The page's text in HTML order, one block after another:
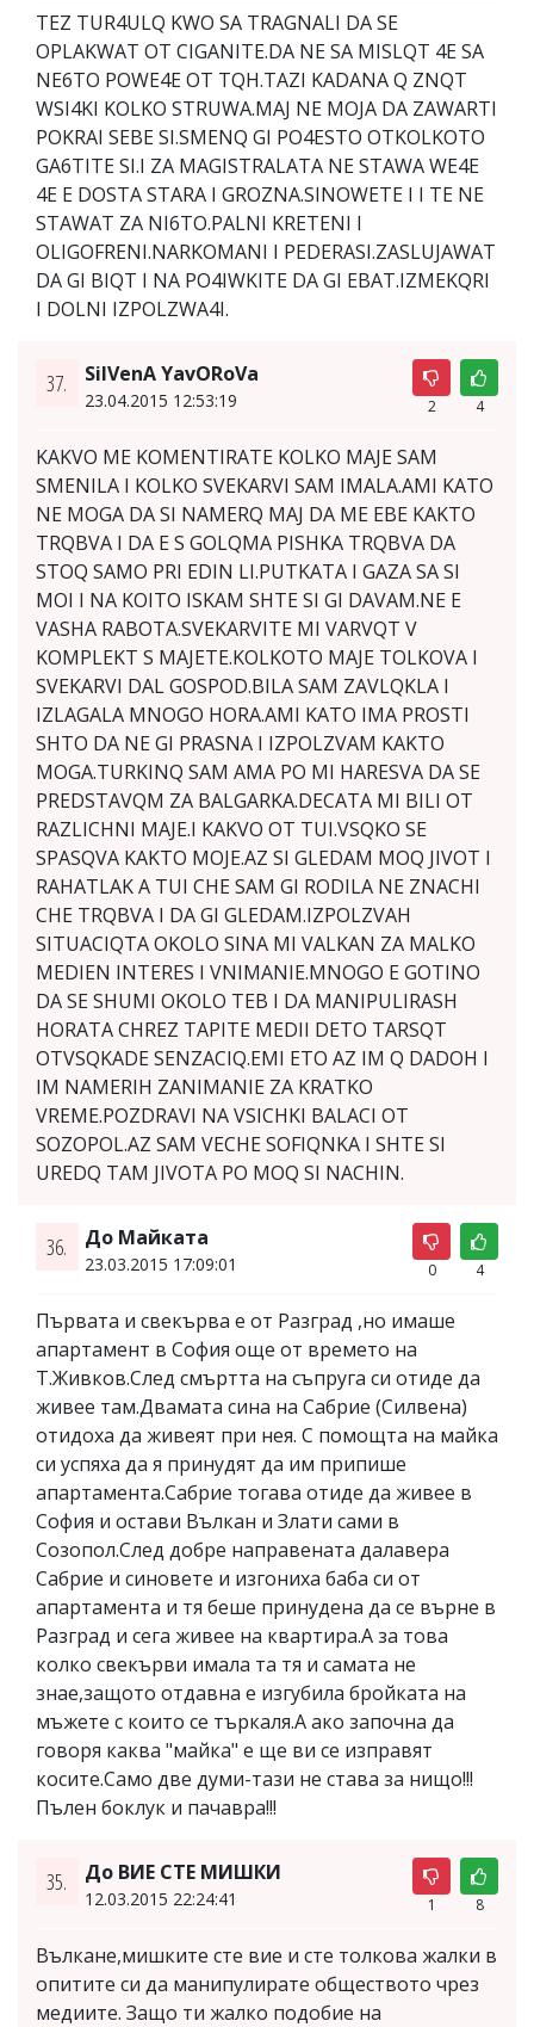
TEZ TUR4ULQ KWO SA TRAGNALI DA SE
OPLAKWAT OT CIGANITE.DA NE SA MISLQT 4E SA
NE6TO POWE4E OT TQH.TAZI KADANA Q ZNQT
WSI4KI KOLKO STRUWA.MAJ NE MOJA DA ZAWARTI
POKRAI SEBE SI.SMENQ GI PO4ESTO OTKOLKOTO
GA6TITE SI.I ZA MAGISTRALATA NE STAWA WE4E
4E E DOSTA STARA I GROZNA.SINOWETE I I TE NE
STAWAT ZA NI6TO.PALNI KRETENI I
OLIGOFRENI.NARKOMANI I PEDERASI.ZASLUJAWAT
DA GI BIQT I NA PO4IWKITE DA GI EBAT.IZMEKQRI
I DOLNI IZPOLZWA4I.
37. SilVenA YavORoVa
23.04.2015 12:53:19 2 4
KAKVO ME KOMENTIRATE KOLKO MAJE SAM
SMENILA I KOLKO SVEKARVI SAM IMALA.AMI KATO
NE MOGA DA SI NAMERQ MAJ DA ME EBE KAKTO
TRQBVA I DA E S GOLQMA PISHKA TRQBVA DA
STOQ SAMO PRI EDIN LI.PUTKATA I GAZA SA SI
MOI I NA KOITO ISKAM SHTE SI GI DAVAM.NE E
VASHA RABOTA.SVEKARVITE MI VARVQT V
KOMPLEKT S MAJETE.KOLKOTO MAJE TOLKOVA I
SVEKARVI DAL GOSPOD.BILA SAM ZAVLQKLA I
IZLAGALA MNOGO HORA.AMI KATO IMA PROSTI
SHTO DA NE GI PRASNA I IZPOLZVAM KAKTO
MOGA.TURKINQ SAM AMA PO MI HARESVA DA SE
PREDSTAVQM ZA BALGARKA.DECATA MI BILI OT
RAZLICHNI MAJE.I KAKVO OT TUI.VSQKO SE
SPASQVA KAKTO MOJE.AZ SI GLEDAM MOQ JIVOT I
RAHATLAK A TUI CHE SAM GI RODILA NE ZNACHI
CHE TRQBVA I DA GI GLEDAM.IZPOLZVAH
SITUACIQTA OKOLO SINA MI VALKAN ZA MALKO
MEDIEN INTERES I VNIMANIE.MNOGO E GOTINO
DA SE SHUMI OKOLO TEB I DA MANIPULIRASH
HORATA CHREZ TAPITE MEDII DETO TARSQT
OTVSQKADE SENZACIQ.EMI ETO AZ IM Q DADOH I
IM NAMERIH ZANIMANIE ZA KRATKO
VREME.POZDRAVI NA VSICHKI BALACI OT
SOZOPOL.AZ SAM VECHE SOFIQNKA I SHTE SI
UREDQ TAM JIVOTA PO MOQ SI NACHIN.
36. До Майката
23.03.2015 17:09:01 0 4
Първата и свекърва е от Разград ,но имаше
апартамент в София още от времето на
Т.Живков.След смъртта на съпруга си отиде да
живее там.Двамата сина на Сабрие (Силвена)
отидоха да живеят при нея. С помощта на майка
си успяха да я принудят да им припише
апартамента.Сабрие тогава отиде да живее в
София и остави Вълкан и Злати сами в
Созопол.След добре направената далавера
Сабрие и синовете и изгониха баба си от
апартамента и тя беше принудена да се върне в
Разград и сега живее на квартира.А за това
колко свекърви имала та тя и самата не
знае,защото отдавна е изгубила бройката на
мъжете с които се търкаля.А ако започна да
говоря каква "майка" е ще ви се изправят
косите.Само две думи-тази не става за нищо!!!
Пълен боклук и пачавра!!!
35. До ВИЕ СТЕ МИШКИ
12.03.2015 22:24:41 1 8
Вълкане,мишките сте вие и сте толкова жалки в
опитите си да манипулирате обществото чрез
медиите. Защо ти жалко подобие на